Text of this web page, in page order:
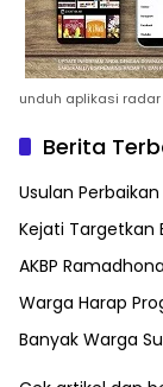
unduh aplikasi
Berita
Usulan
Kejati Targetkan
AKBP
Warga Harap
Banyak Warga